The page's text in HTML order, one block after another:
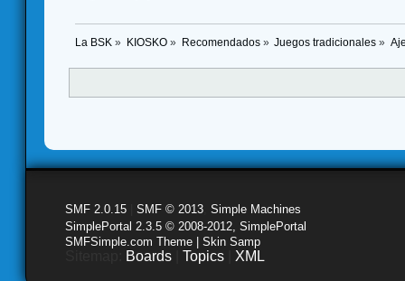
La BSK » KIOSKO» Recomendados» Juegos tradicionales »
SMF 2.0.15 SMF © 2013 Simple Machines
SimplePortal 2.3.5 © 2008-2012, SimplePortal
SMFSimple.com Theme | Skin Samp
Boards Topics XML